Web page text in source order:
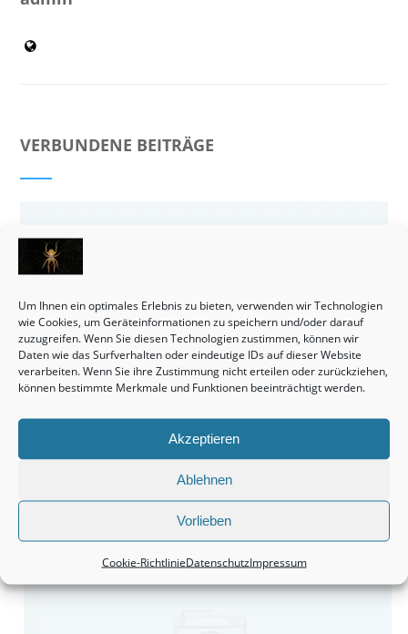
Um Ihnen ein optimales Erlebnis zu bieten, verwenden wir Technologien
wie Cookies, um Geräteinformationen zu speichern und/oder darauf
zuzugreifen. Wenn Sie diesen Technologien zustimmen, können wir
Daten wie das Surfverhalten oder eindeutige IDs auf dieser Website
verarbeiten. Wenn Sie ihre Zustimmung nicht erteilen oder zurückziehen,
können bestimmte Merkmale und Funktionen beeinträchtigt werden.
Akzeptieren
Ablehnen
Vorlieben
Cookie-RichtlinieDatenschutzImpressum
VERBUNDENE BEITRÄGE
Doppelhaushälften sind und bleiben in der Tat eine